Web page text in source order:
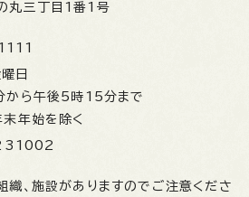
丸三丁目1番1号
曜日
ら午後5時15分まで
末年始を除く
、施設がありますのでご注意くださ